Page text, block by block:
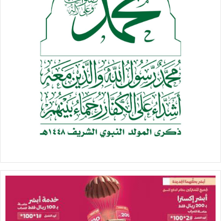
فواز الصالحي ومديرا مديريتي ماهلية مطيع ثوابه والعبدية علي
أبو عشة والمشرف الإجتماعي لأنصارالله بالمحافظة أحمد السقاف،
وعدد من مشائخ ووجهاء محافظتي مأرب والبيضاء والقيادات
المحلية والتنفيذية والإشرافية والعسكرية والأمنية، قصائد شعرية
ولوحات فنية.
#المركز_الإعلامي_مأرب